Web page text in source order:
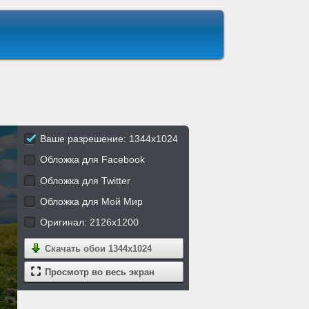
Ваше разрешение: 1344x1024
Обложка для Facebook
Обложка для Twitter
Обложка для Мой Мир
Оригинал: 2126x1200
Скачать обои 1344x1024
Просмотр во весь экран